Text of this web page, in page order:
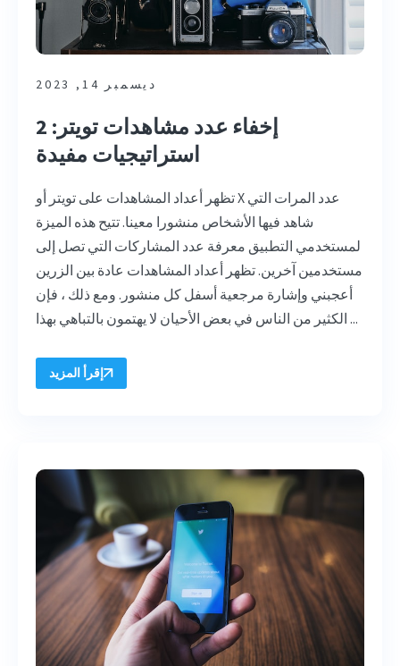
ديسمبر 14, 2023
إخفاء عدد مشاهدات تويتر: 2
استراتيجيات مفيدة
تظهر أعداد المشاهدات على تويتر أو X عدد المرات التي
شاهد فيها الأشخاص منشورا معينا. تتيح هذه الميزة
لمستخدمي التطبيق معرفة عدد المشاركات التي تصل إلى
مستخدمين آخرين. تظهر أعداد المشاهدات عادة بين الزرين
أعجبني وإشارة مرجعية أسفل كل منشور. ومع ذلك ، فإن
الكثير من الناس في بعض الأحيان لا يهتمون بالتباهي بهذا ...
إقرأ المزيد